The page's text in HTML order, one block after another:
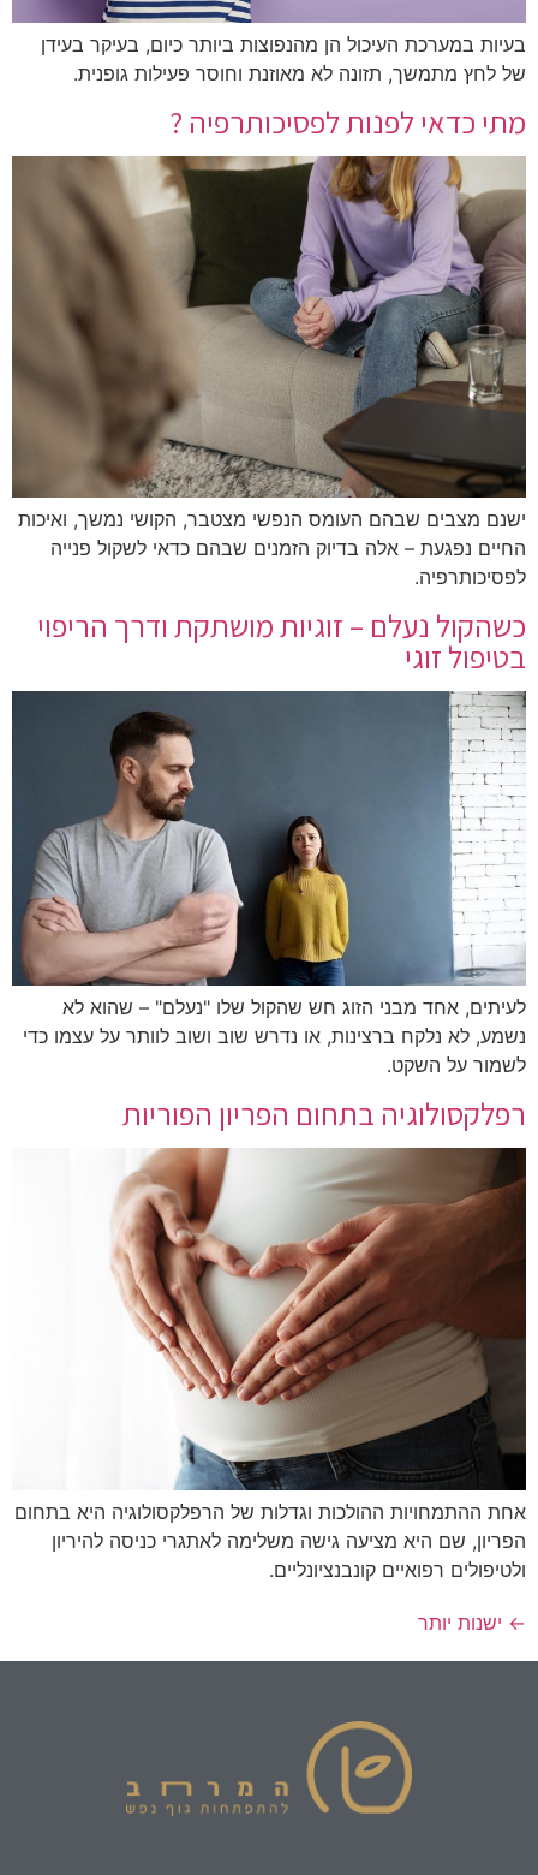
בעיות במערכת העיכול הן מהנפוצות ביותר כיום, בעיקר בעידן
של לחץ מתמשך, תזונה לא מאוזנת וחוסר פעילות גופנית.
מתי כדאי לפנות לפסיכותרפיה ?
ישנם מצבים שבהם העומס הנפשי מצטבר, הקושי נמשך, ואיכות
החיים נפגעת – אלה בדיוק הזמנים שבהם כדאי לשקול פנייה
לפסיכותרפיה.
כשהקול נעלם – זוגיות מושתקת ודרך הריפוי
בטיפול זוגי
לעיתים, אחד מבני הזוג חש שהקול שלו "נעלם" – שהוא לא
נשמע, לא נלקח ברצינות, או נדרש שוב ושוב לוותר על עצמו כדי
לשמור על השקט.
רפלקסולוגיה בתחום הפריון הפוריות
אחת ההתמחויות ההולכות וגדלות של הרפלקסולוגיה היא בתחום
הפריון, שם היא מציעה גישה משלימה לאתגרי כניסה להיריון
ולטיפולים רפואיים קונבנציונליים.
← ישנות יותר